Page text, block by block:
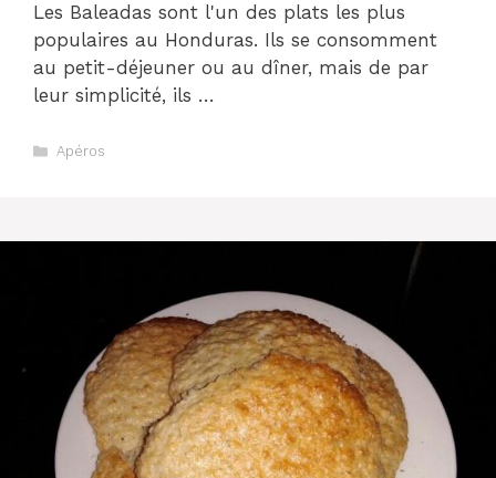
Les Baleadas sont l'un des plats les plus
populaires au Honduras. Ils se consomment
au petit-déjeuner ou au dîner, mais de par
leur simplicité, ils …
Catégories
Apéros